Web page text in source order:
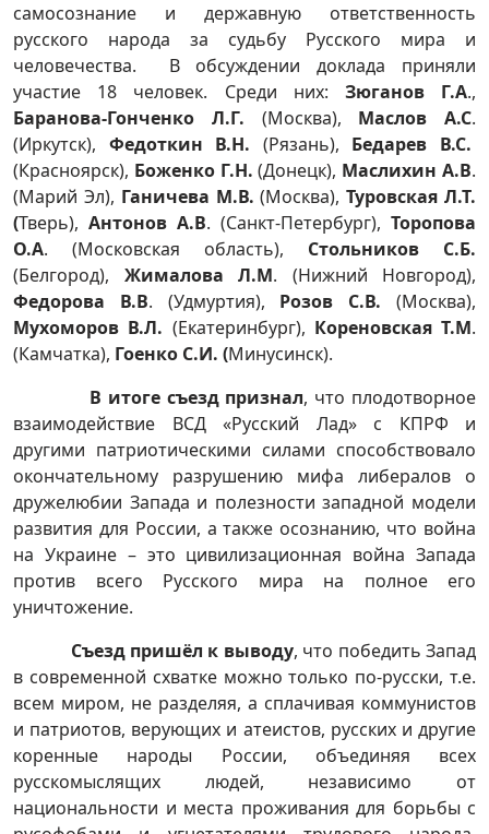
самосознание и державную ответственность
русского народа за судьбу Русского мира и
человечества. В обсуждении доклада приняли
участие 18 человек. Среди них: Зюганов Г.А.,
Баранова-Гонченко Л.Г. (Москва), Маслов А.С.
(Иркутск), Федоткин В.Н. (Рязань), Бедарев В.С.
(Красноярск), Боженко Г.Н. (Донецк), Маслихин А.В.
(Марий Эл), Ганичева М.В. (Москва),Туровская Л.Т.
(Тверь), Антонов А.В. (Санкт-Петербург), Торопова
О.А. (Московская область), Стольников С.Б.
(Белгород), Жималова Л.М. (Нижний Новгород),
Федорова В.В. (Удмуртия), Розов С.В. (Москва),
Мухоморов В.Л. (Екатеринбург), Кореновская Т.М.
(Камчатка), Гоенко С.И. (Минусинск).
В итоге съезд признал, что плодотворное
взаимодействие ВСД «Русский Лад» с КПРФ и
другими патриотическими силами способствовало
окончательному разрушению мифа либералов о
дружелюбии Запада и полезности западной модели
развития для России, а также осознанию, что война
на Украине – это цивилизационная война Запада
против всего Русского мира на полное его
уничтожение.
Съезд пришёл к выводу, что победить Запад
в современной схватке можно только по-русски, т.е.
всем миром, не разделяя, а сплачивая коммунистов
и патриотов, верующих и атеистов, русских и другие
коренные народы России, объединяя всех
русскомыслящих людей, независимо от
национальности и места проживания для борьбы с